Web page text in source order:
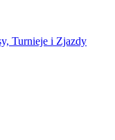
Turnieje i Zjazdy